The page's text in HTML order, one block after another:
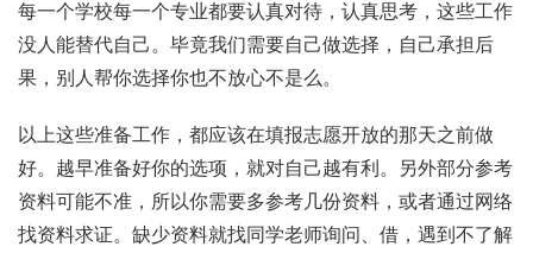
每一个学校每一个专业都要认真对待，认真思考，这些工作
没人能替代自己。毕竟我们需要自己做选择，自己承担后
果，别人帮你选择你也不放心不是么。
以上这些准备工作，都应该在填报志愿开放的那天之前做
好。越早准备好你的选项，就对自己越有利。另外部分参考
资料可能不准，所以你需要多参考几份资料，或者通过网络
找资料求证。缺少资料就找同学老师询问、借，遇到不了解